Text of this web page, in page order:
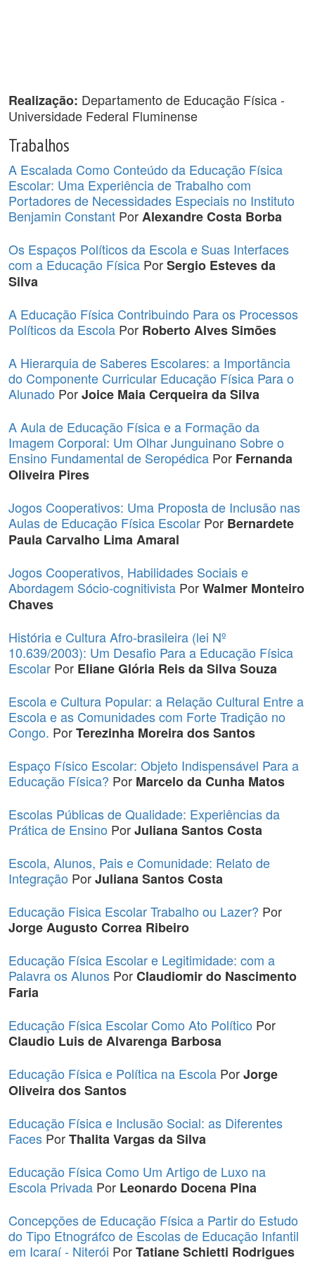
Realização: Departamento de Educação Física -
Universidade Federal Fluminense
Trabalhos
A Escalada Como Conteúdo da Educação Física
Escolar: Uma Experiência de Trabalho com
Portadores de Necessidades Especiais no Instituto
Benjamin Constant PorAlexandre Costa Borba
Os Espaços Políticos da Escola e Suas Interfaces
com a Educação Física PorSergio Esteves da
Silva
A Educação Física Contribuindo Para os Processos
Políticos da Escola Por Roberto Alves Simões
A Hierarquia de Saberes Escolares: a Importância
do Componente Curricular Educação Física Para o
Alunado PorJoice Maia Cerqueira da Silva
A Aula de Educação Física e a Formação da
Imagem Corporal: Um Olhar Junguinano Sobre o
Ensino Fundamental de Seropédica Por Fernanda
Oliveira Pires
Jogos Cooperativos: Uma Proposta de Inclusão nas
Aulas de Educação Física Escolar Por Bernardete
Paula Carvalho Lima Amaral
Jogos Cooperativos, Habilidades Sociais e
Abordagem Sócio-cognitivista PorWalmer Monteiro
Chaves
História e Cultura Afro-brasileira (lei Nº
10.639/2003): Um Desafio Para a Educação Física
Escolar Por Eliane Glória Reis da Silva Souza
Escola e Cultura Popular: a Relação Cultural Entre a
Escola e as Comunidades com Forte Tradição no
Congo. PorTerezinha Moreira dos Santos
Espaço Físico Escolar: Objeto Indispensável Para a
Educação Física? Por Marcelo da Cunha Matos
Escolas Públicas de Qualidade: Experiências da
Prática de Ensino PorJuliana Santos Costa
Escola, Alunos, Pais e Comunidade: Relato de
Integração PorJuliana Santos Costa
Educação Fisica Escolar Trabalho ou Lazer? Por
Jorge Augusto Correa Ribeiro
Educação Física Escolar e Legitimidade: com a
Palavra os Alunos PorClaudiomir do Nascimento
Faria
Educação Física Escolar Como Ato Político Por
Claudio Luis de Alvarenga Barbosa
Educação Física e Política na Escola PorJorge
Oliveira dos Santos
Educação Física e Inclusão Social: as Diferentes
Faces PorThalita Vargas da Silva
Educação Física Como Um Artigo de Luxo na
Escola Privada Por Leonardo Docena Pina
Concepções de Educação Física a Partir do Estudo
do Tipo Etnográfco de Escolas de Educação Infantil
em Icaraí - Niterói PorTatiane Schietti Rodrigues